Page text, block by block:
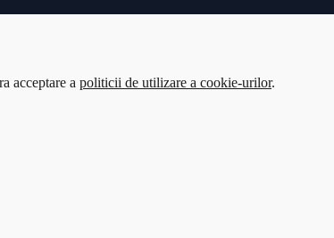
acceptare a politicii de utilizare a cookie-urilor.